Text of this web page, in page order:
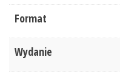
Format
Wydanie